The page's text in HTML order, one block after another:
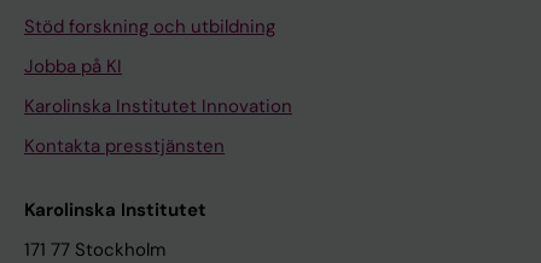
Stöd forskning och utbildning
Jobba på KI
Karolinska Institutet Innovation
Kontakta presstjänsten
Karolinska Institutet
171 77 Stockholm